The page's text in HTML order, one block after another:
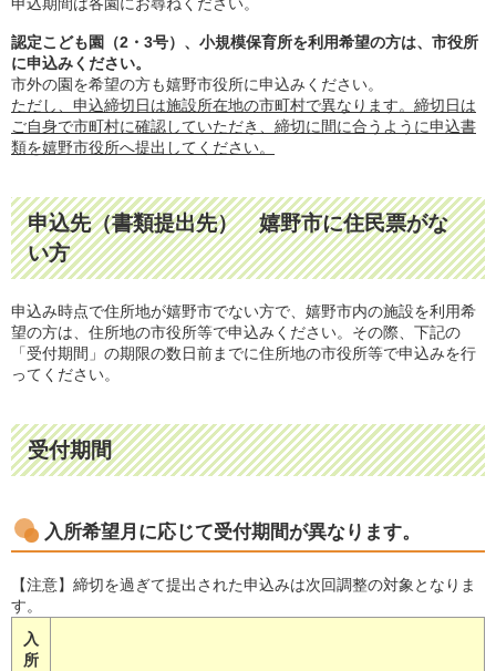
認定こども園（2・3号）、小規模保育所を利用希望の方は、市役所
に申込みください。
市外の園を希望の方も嬉野市役所に申込みください。
ただし、申込締切日は施設所在地の市町村で異なります。締切日は
ご自身で市町村に確認していただき、締切に間に合うように申込書
類を嬉野市役所へ提出してください。
申込先（書類提出先） 嬉野市に住民票がな
い方
申込み時点で住所地が嬉野市でない方で、嬉野市内の施設を利用希
望の方は、住所地の市役所等で申込みください。その際、下記の
「受付期間」の期限の数日前までに住所地の市役所等で申込みを行
ってください。
受付期間
入所希望月に応じて受付期間が異なります。
入
所
【注意】締切を過ぎて提出された申込みは次回調整の対象となりま
す。